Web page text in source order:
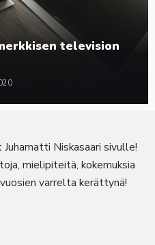
television
Niskasaari sivulle!
mielipiteitä, kokemuksia
varrelta kerättynä!